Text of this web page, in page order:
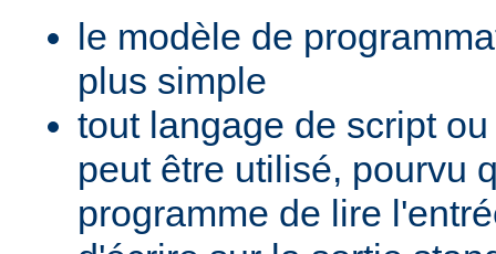
le modèle de
plus simple
tout langage de script
peut être utilisé, pourvu
programme de lire